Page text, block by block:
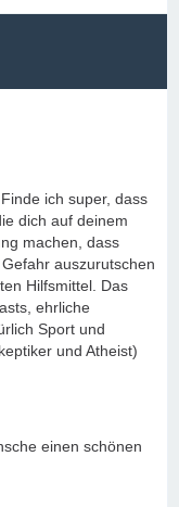
ich super, dass
dich auf deinem
machen, dass
auszurutschen
Hilfsmittel. Das
ehrliche
Sport und
und Atheist)
einen schönen